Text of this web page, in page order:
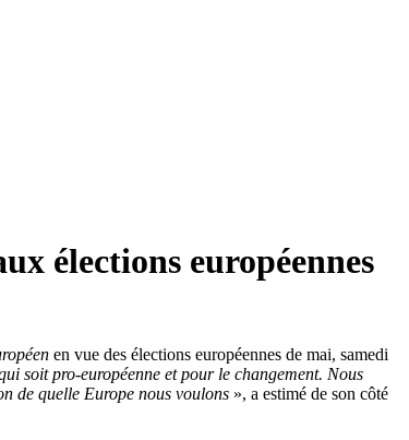
élections européennes
en vue des élections européennes de mai, samedi
soit pro-européenne et pour le changement. Nous
de quelle Europe nous voulons », a estimé de son côté